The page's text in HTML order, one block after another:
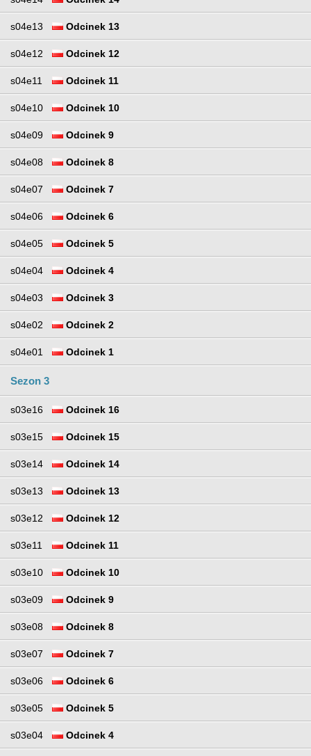
s04e13 Odcinek 13
s04e12 Odcinek 12
s04e11 Odcinek 11
s04e10 Odcinek 10
s04e09 Odcinek 9
s04e08 Odcinek 8
s04e07 Odcinek 7
s04e06 Odcinek 6
s04e05 Odcinek 5
s04e04 Odcinek 4
s04e03 Odcinek 3
s04e02 Odcinek 2
s04e01 Odcinek 1
Sezon 3
s03e16 Odcinek 16
s03e15 Odcinek 15
s03e14 Odcinek 14
s03e13 Odcinek 13
s03e12 Odcinek 12
s03e11 Odcinek 11
s03e10 Odcinek 10
s03e09 Odcinek 9
s03e08 Odcinek 8
s03e07 Odcinek 7
s03e06 Odcinek 6
s03e05 Odcinek 5
s03e04 Odcinek 4